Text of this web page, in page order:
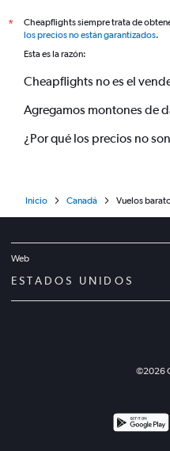
*
Cheapflights siempre trata de
los precios no están garantizados.
Esta es la razón:
Cheapflights no es el
Agregamos montones de
¿Por qué los precios no
Inicio Canadá Vuelos
Web
ESTADOS UNIDOS
©2026